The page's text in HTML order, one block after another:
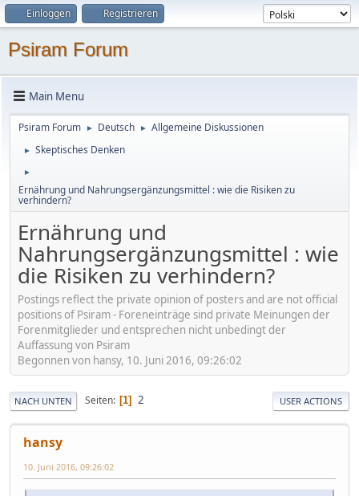
Einloggen Registrieren
Psiram Forum
Main Menu
Psiram Forum ► Deutsch ► Allgemeine Diskussionen
► Skeptisches Denken
►
Ernährung und Nahrungsergänzungsmittel : wie die Risiken zu
verhindern?
Ernährung und
Nahrungsergänzungsmittel : wie
die Risiken zu verhindern?
Postings reflect the private opinion of posters and are not official
positions of Psiram - Foreneinträge sind private Meinungen der
Forenmitglieder und entsprechen nicht unbedingt der
Auffassung von Psiram
Begonnen von hansy, 10. Juni 2016, 09:26:02
NACH UNTEN Seiten 1 2 USER ACTIONS
hansy
10. Juni 2016, 09:26:02